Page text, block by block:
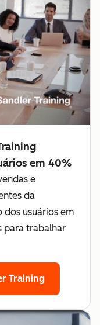
em 40%
e
da
dos usuários em
para trabalhar
Training